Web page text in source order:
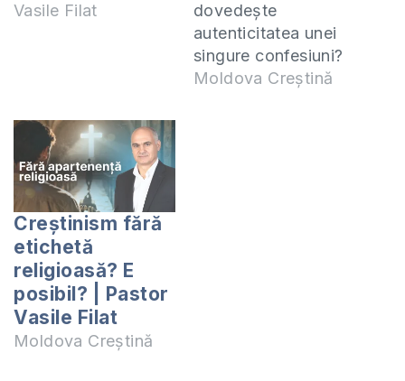
Vasile Filat
dovedește
autenticitatea unei
singure confesiuni?
Este minunea,
Moldova Creștină
Creștinism fără
etichetă
religioasă? E
posibil? | Pastor
Vasile Filat
Moldova Creștină